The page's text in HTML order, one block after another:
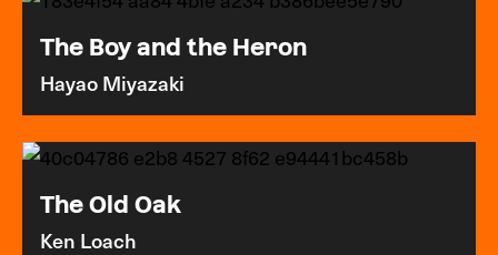
The Boy and the Heron
Hayao Miyazaki
The Old Oak
Ken Loach